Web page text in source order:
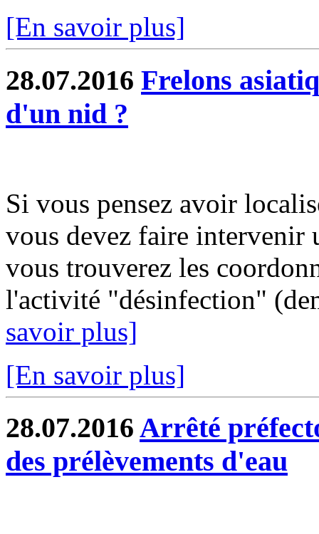
[En savoir plus]
28.07.2016 Frelons
d'un nid ?
Si vous pensez avoir
vous devez faire intervenir
vous trouverez les
l'activité "désinfection"
savoir plus]
[En savoir plus]
28.07.2016 Arrêté
des prélèvements d'eau